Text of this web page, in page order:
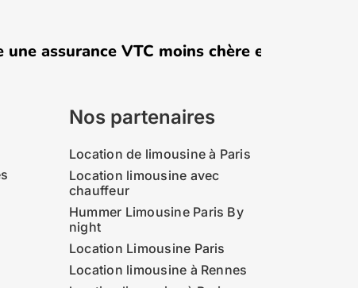
VTC moins chère en 2026 : comment
Nos partenaires
Location de limousine à Paris
Location limousine avec
chauffeur
Hummer Limousine Paris By
night
Location Limousine Paris
Location limousine à Rennes